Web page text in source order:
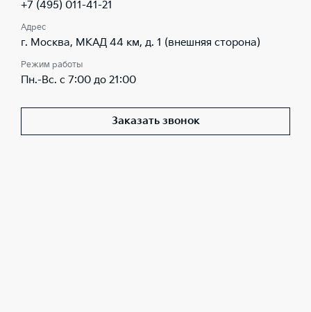
+7 (495) 011-41-21
Адрес
г. Москва, МКАД 44 км, д. 1 (внешняя сторона)
Режим работы
Пн.-Вс. с 7:00 до 21:00
Заказать звонок